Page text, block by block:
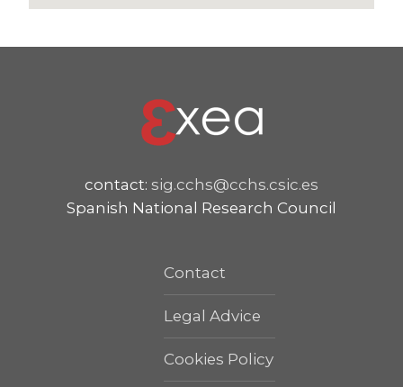
contact: sig.cchs@cchs.csic.es
Spanish National Research Council
Contact
Legal Advice
Cookies Policy